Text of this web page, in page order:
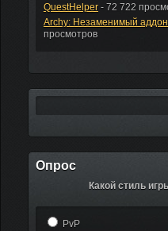
QuestHelper- 72 722
Archy: Незаменимый аддон
просмотров
Опрос
Какой стиль
PvP